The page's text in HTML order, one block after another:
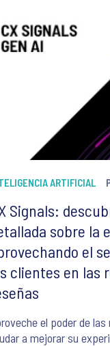
ARTIFICIAL
Signals:
sobre la
el
clientes en las
el poder de
a mejorar su